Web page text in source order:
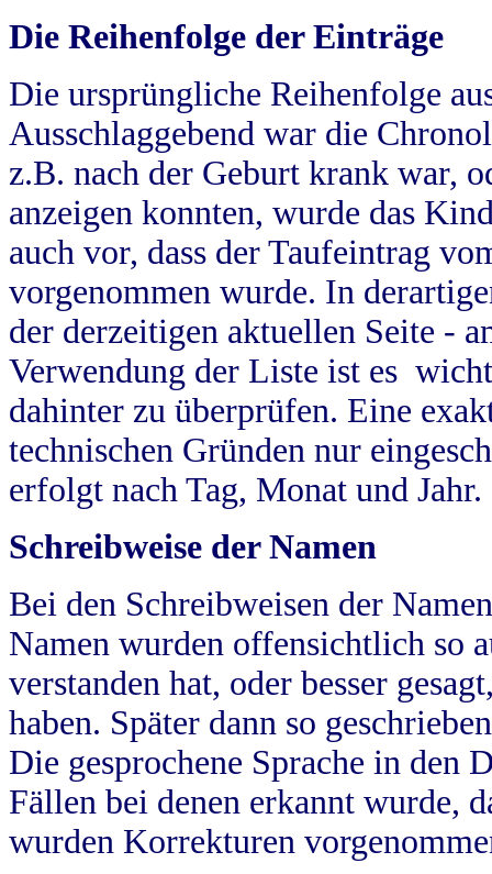
Die Reihenfolge der Einträge
Die ursprüngliche Reihenfolge
Ausschlaggebend war die
z.B. nach der Geburt krank war,
anzeigen konnten, wurde das
auch vor, dass der Taufeintrag
vorgenommen wurde. In
der derzeitigen aktuellen Seite -
Verwendung der Liste ist es
dahinter zu überprüfen. Eine
technischen Gründen nur
erfolgt nach Tag, Monat und Jahr.
Schreibweise der Namen
Bei den Schreibweisen der
Namen wurden offensichtlich so
verstanden hat, oder besser
haben. Später dann so
Die gesprochene Sprache in
Fällen bei denen erkannt wurde,
wurden Korrekturen